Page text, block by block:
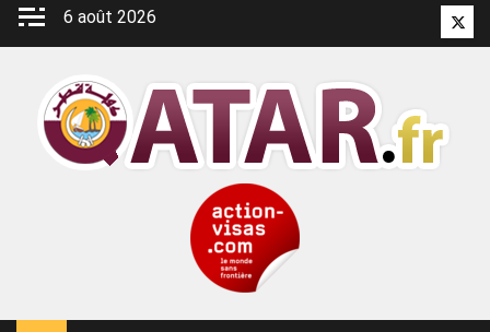
Aller
6 août 2026